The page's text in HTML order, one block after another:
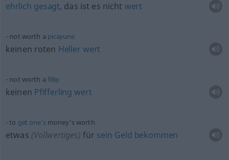
ehrlich gesagt, das ist es nicht wert
not worth a picayune
keinen roten Heller wert
not worth a fillip
keinen Pfifferling wert
to get one’smoney’s worth
etwas (Vollwertiges) für sein Geld bekommen